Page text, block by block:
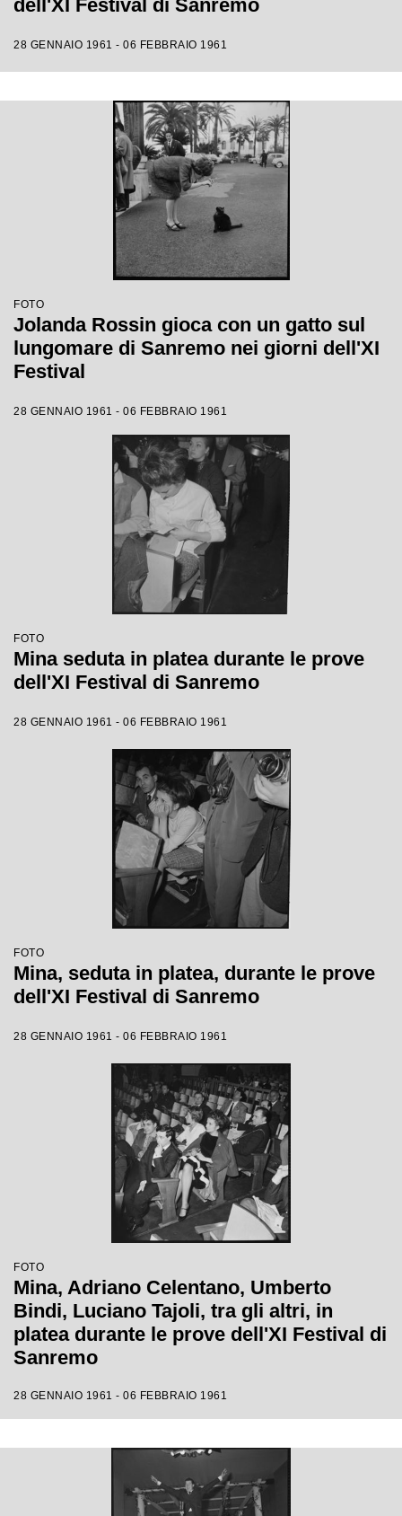
dell'XI Festival di Sanremo
28 GENNAIO 1961 - 06 FEBBRAIO 1961
FOTO
Jolanda Rossin gioca con un gatto sul
lungomare di Sanremo nei giorni dell'XI
Festival
28 GENNAIO 1961 - 06 FEBBRAIO 1961
FOTO
Mina seduta in platea durante le prove
dell'XI Festival di Sanremo
28 GENNAIO 1961 - 06 FEBBRAIO 1961
FOTO
Mina, seduta in platea, durante le prove
dell'XI Festival di Sanremo
28 GENNAIO 1961 - 06 FEBBRAIO 1961
FOTO
Mina, Adriano Celentano, Umberto
Bindi, Luciano Tajoli, tra gli altri, in
platea durante le prove dell'XI Festival di
Sanremo
28 GENNAIO 1961 - 06 FEBBRAIO 1961